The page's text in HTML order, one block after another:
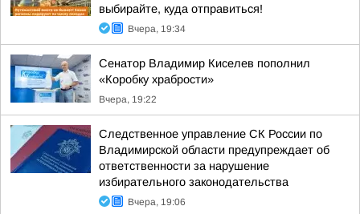
выбирайте, куда отправиться!
Вчера, 19:34
Сенатор Владимир Киселев пополнил
«Коробку храбрости»
Вчера, 19:22
Следственное управление СК России по
Владимирской области предупреждает об
ответственности за нарушение
избирательного законодательства
Вчера, 19:06